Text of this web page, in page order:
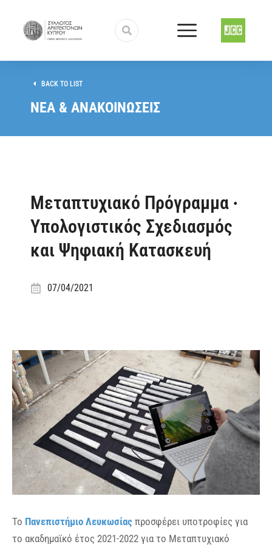
BACK TO LIST
ΝΕΑ & ΑΝΑΚΟΙΝΩΣΕΙΣ
Μεταπτυχιακό Πρόγραμμα ∙
Υπολογιστικός Σχεδιασμός
και Ψηφιακή Κατασκευή
07/04/2021
Το Πανεπιστήμιο Λευκωσίας προσφέρει υποτροφίες για
το ακαδημαϊκό έτος 2021-2022 για το Μεταπτυχιακό